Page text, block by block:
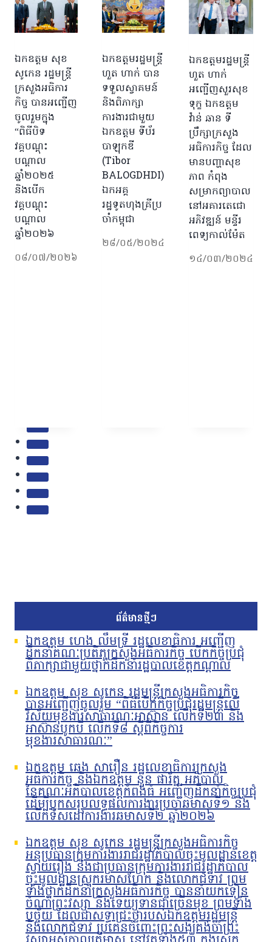
ឯកឧត្តម សុខ
សូកេន រដ្ឋមន្រ្តី
ក្រសួងអធិការ
កិច្ច បានអញ្ជើញ
ចូលរួមក្នុង
“ពិធីបិទ
វគ្គបណ្តុះ
បណ្តាល
ឆ្នាំ២០២៥
និងបើក
វគ្គបណ្តុះ
បណ្តាល
ឆ្នាំ២០២៦
០៨/០៧/២០២៦
ឯកឧត្តមរដ្ឋមន្រ្តី
ហួត ហាក់ បាន
ទទួលស្វាគមន៍
និងពិភាក្សា
ការងារជាមួយ
ឯកឧត្តម ទីប័រ
បាឡុកឌី
(Tibor
BALOGDHDI)
ឯកអគ្គ
រដ្ឋទូតហុងគ្រីប្រ
ចាំកម្ពុជា
២៨/០៥/២០២៤
ឯកឧត្តមរដ្ឋមន្ត្រី
ហួត ហាក់
អញ្ជើញសួរសុខ
ទុក្ខ ឯកឧត្តម
វ៉ាន់ ឆាន ទី
ប្រឹក្សាក្រសួង
អធិការកិច្ច ដែល
មានបញ្ហាសុខ
ភាព កំពុង
សម្រាកព្យាបាល
នៅអគារតេជោ
អភិវឌ្ឍន៍ មន្ទីរ
ពេទ្យកាល់ម៉ែត
១៤/០៣/២០២៤
ព័ត៌មានថ្មីៗ
ឯកឧត្តម ហេង លឹមទ្រី រដ្ឋលេខាធិការ អញ្ជើញ
ដឹកនាំគណៈប្រតិភូក្រសួងអធិការកិច្ច បើកកិច្ចប្រជុំ
ពិភាក្សាជាមួយថ្នាក់ដឹកនាំរដ្ឋបាលខេត្តកណ្តាល
ឯកឧត្តម សុខ សូកេន រដ្ឋមន្រ្តីក្រសួងអធិការកិច្ច
បានអញ្ជើញចូលរួម “ពិធីបើកកិច្ចប្រជុំរដ្ឋមន្ត្រីលើ
វិស័យមុខងារសាធារណៈអាស៊ាន លើកទី២៣ និង
អាស៊ានបូកបី លើកទី៨ ស្តីពីកិច្ចការ
មុខងារសាធារណៈ”
ឯកឧត្តម ឆេង សារឿន រដ្ឋលេខាធិការក្រសួង
អធិការកិច្ច និងឯកឧត្តម នួន ផារ័ត្ន អភិបាល
នៃគណៈអភិបាលខេត្តកំពង់ធំ អញ្ជើញដឹកនាំកិច្ចប្រជុំ
ដើម្បីបូកសរុបលទ្ធផលការងារប្រចាំឆមាសទី១ និង
លើកទិសដៅការងារឆមាសទី២ ឆ្នាំ២០២៦
ឯកឧត្តម សុខ សូកេន រដ្ឋមន្រ្តីក្រសួងអធិការកិច្ច
អនុប្រធានក្រុមការងាររាជរដ្ឋាភិបាលចុះមូលដ្ឋានខេត្ត
ស្វាយរៀង និងជាប្រធានក្រុមការងាររាជរដ្ឋាភិបាល
ចុះមូលដ្ឋានស្រុករមាសហែក និងលោកជំទាវ ព្រម
ទាំងថ្នាក់ដឹកនាំក្រសួងអធិការកិច្ច បាននាំយកទៀន
ចំណាំព្រះវស្សា និងទេយ្យទានជាច្រើនមុខ ព្រមទាំង
បច្ច័យ ដែលជាសទ្ធាជ្រះថ្លារបស់ឯកឧត្តមរដ្ឋមន្រ្តី
និងលោកជំទាវ ប្រគេនចំពោះព្រះសង្ឃគង់ចាំព្រះ